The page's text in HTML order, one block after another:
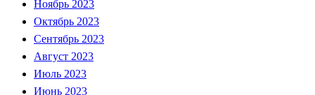
Ноябрь 2023
Октябрь 2023
Сентябрь 2023
Август 2023
Июль 2023
Июнь 2023